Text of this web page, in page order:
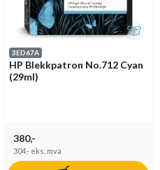
3ED67A
HP Blekkpatron No.712 Cyan
(29ml)
380,-
304,- eks. mva